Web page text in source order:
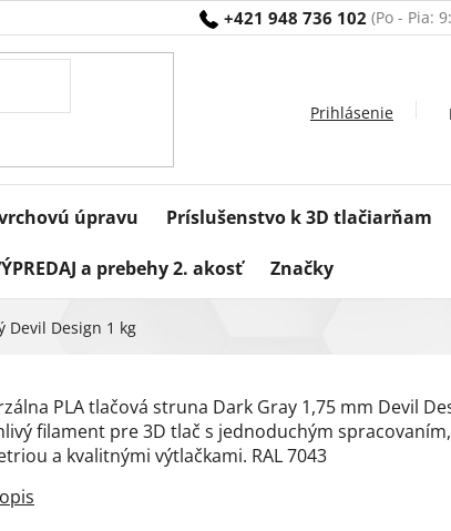
+421 948 736 102
úpravu Príslušenstvo k 3D tlačiarňam
a prebehy 2. akosť Značky
Devil Design 1 kg
PLA tlačová struna Dark Gray 1,75 mm Devil
filament pre 3D tlač s jednoduchým
a kvalitnými výtlačkami. RAL 7043